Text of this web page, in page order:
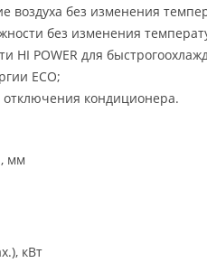
воздуха без изменения
без изменения
POWER для
ECO;
отключения кондиционера.
мм
кВт